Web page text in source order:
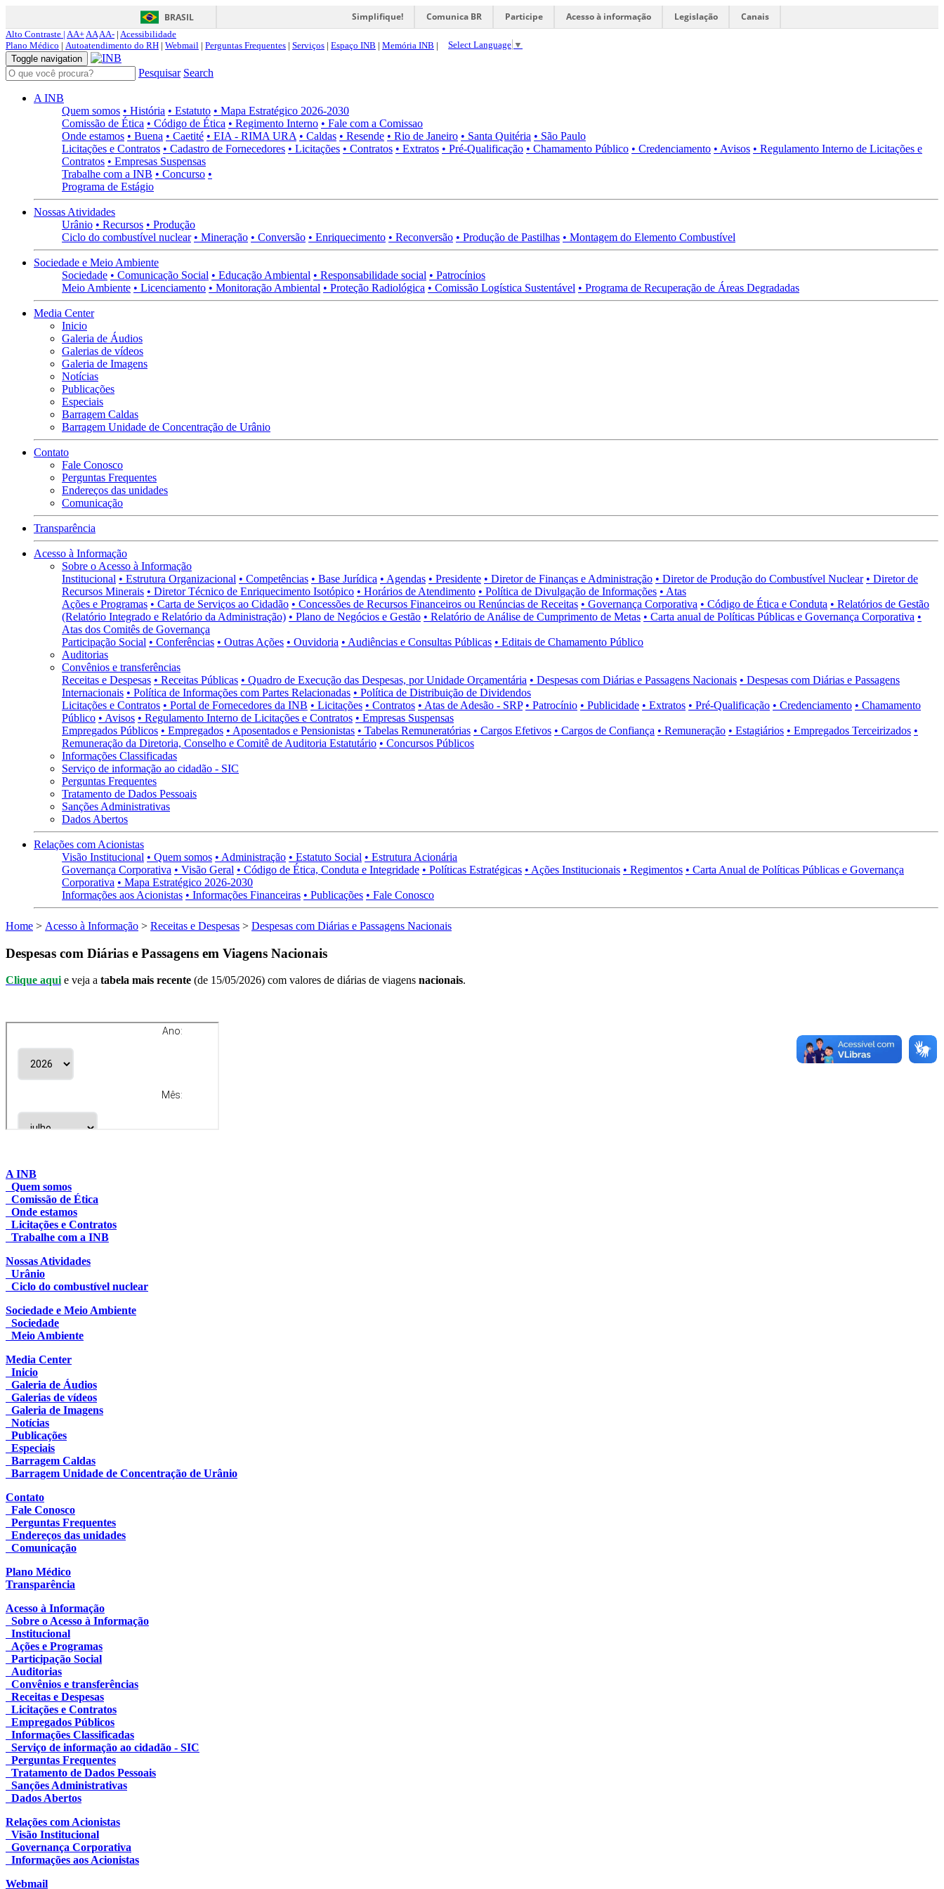
BRASIL Simplifique! Comunica BR Participe Acesso à informação Legislação Canais
Alto Contraste | AA+AAAA- | Acessibilidade
Plano Médico | Autoatendimento do RH | Webmail | Perguntas Frequentes | Serviços | Espaço INB | Memória INB | Select Language ▼
Toggle navigation
Pesquisar Search
A INB
Quem somos • História • Estatuto • Mapa Estratégico 2026-2030
Comissão de Ética • Código de Ética • Regimento Interno • Fale com a Comissao
Onde estamos • Buena • Caetité • EIA - RIMA URA • Caldas • Resende • Rio de Janeiro • Santa Quitéria • São Paulo
Licitações e Contratos • Cadastro de Fornecedores • Licitações • Contratos • Extratos • Pré-Qualificação • Chamamento Público • Credenciamento • Avisos • Regulamento Interno de Licitações e
Contratos • Empresas Suspensas
Trabalhe com a INB • Concurso •
Programa de Estágio
Nossas Atividades
Urânio • Recursos • Produção
Ciclo do combustível nuclear • Mineração • Conversão • Enriquecimento • Reconversão • Produção de Pastilhas • Montagem do Elemento Combustível
Sociedade e Meio Ambiente
Sociedade • Comunicação Social • Educação Ambiental • Responsabilidade social • Patrocínios
Meio Ambiente • Licenciamento • Monitoração Ambiental • Proteção Radiológica • Comissão Logística Sustentável • Programa de Recuperação de Áreas Degradadas
Media Center
Inicio
Galeria de Áudios
Galerias de vídeos
Galeria de Imagens
Notícias
Publicações
Especiais
Barragem Caldas
Barragem Unidade de Concentração de Urânio
Contato
Fale Conosco
Perguntas Frequentes
Endereços das unidades
Comunicação
Transparência
Acesso à Informação
Sobre o Acesso à Informação
Institucional • Estrutura Organizacional • Competências • Base Jurídica • Agendas • Presidente • Diretor de Finanças e Administração • Diretor de Produção do Combustível Nuclear • Diretor de
Recursos Minerais • Diretor Técnico de Enriquecimento Isotópico • Horários de Atendimento • Política de Divulgação de Informações • Atas
Ações e Programas • Carta de Serviços ao Cidadão • Concessões de Recursos Financeiros ou Renúncias de Receitas • Governança Corporativa • Código de Ética e Conduta • Relatórios de Gestão
(Relatório Integrado e Relatório da Administração) • Plano de Negócios e Gestão • Relatório de Análise de Cumprimento de Metas • Carta anual de Políticas Públicas e Governança Corporativa •
Atas dos Comitês de Governança
Participação Social • Conferências • Outras Ações • Ouvidoria • Audiências e Consultas Públicas • Editais de Chamamento Público
Auditorias
Convênios e transferências
Receitas e Despesas • Receitas Públicas • Quadro de Execução das Despesas, por Unidade Orçamentária • Despesas com Diárias e Passagens Nacionais • Despesas com Diárias e Passagens
Internacionais • Política de Informações com Partes Relacionadas • Política de Distribuição de Dividendos
Licitações e Contratos • Portal de Fornecedores da INB • Licitações • Contratos • Atas de Adesão - SRP • Patrocínio • Publicidade • Extratos • Pré-Qualificação • Credenciamento • Chamamento
Público • Avisos • Regulamento Interno de Licitações e Contratos • Empresas Suspensas
Empregados Públicos • Empregados • Aposentados e Pensionistas • Tabelas Remuneratórias • Cargos Efetivos • Cargos de Confiança • Remuneração • Estagiários • Empregados Terceirizados •
Remuneração da Diretoria, Conselho e Comitê de Auditoria Estatutário • Concursos Públicos
Informações Classificadas
Serviço de informação ao cidadão - SIC
Perguntas Frequentes
Tratamento de Dados Pessoais
Sanções Administrativas
Dados Abertos
Relações com Acionistas
Visão Institucional • Quem somos • Administração • Estatuto Social • Estrutura Acionária
Governança Corporativa • Visão Geral • Código de Ética, Conduta e Integridade • Políticas Estratégicas • Ações Institucionais • Regimentos • Carta Anual de Políticas Públicas e Governança
Corporativa • Mapa Estratégico 2026-2030
Informações aos Acionistas • Informações Financeiras • Publicações • Fale Conosco
Home > Acesso à Informação > Receitas e Despesas > Despesas com Diárias e Passagens Nacionais
Despesas com Diárias e Passagens em Viagens Nacionais
Clique aquie veja a tabela mais recente (de 15/05/2026) com valores de diárias de viagens nacionais.
A INB
Quem somos
Comissão de Ética
Onde estamos
Licitações e Contratos
Trabalhe com a INB
Nossas Atividades
Urânio
Ciclo do combustível nuclear
Sociedade e Meio Ambiente
Sociedade
Meio Ambiente
Media Center
Inicio
Galeria de Áudios
Galerias de vídeos
Galeria de Imagens
Notícias
Publicações
Especiais
Barragem Caldas
Barragem Unidade de Concentração de Urânio
Contato
Fale Conosco
Perguntas Frequentes
Endereços das unidades
Comunicação
Plano Médico
Transparência
Acesso à Informação
Sobre o Acesso à Informação
Institucional
Ações e Programas
Participação Social
Auditorias
Convênios e transferências
Receitas e Despesas
Licitações e Contratos
Empregados Públicos
Informações Classificadas
Serviço de informação ao cidadão - SIC
Perguntas Frequentes
Tratamento de Dados Pessoais
Sanções Administrativas
Dados Abertos
Relações com Acionistas
Visão Institucional
Governança Corporativa
Informações aos Acionistas
Webmail